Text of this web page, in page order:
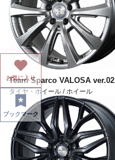
Team Sparco VALOSA ver.02
タイヤ・ホイール / ホイール
お気に入り
ブックマーク